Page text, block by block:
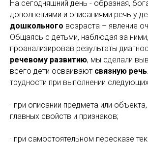
На сегодняшний день - образная,
дополнениями и описаниями речь у
дошкольного возраста – явление
Общаясь с детьми, наблюдая за ними,
проанализировав результаты
речевому развитию, мы сделали
всего дети осваивают связную речь
трудности при выполнении
· при описании предмета или
главных свойств и признаков;
· при самостоятельном пересказе